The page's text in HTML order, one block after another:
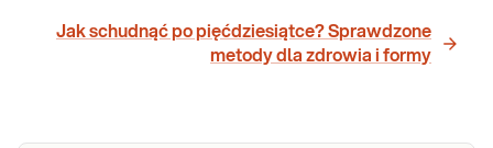
Jak schudnąć po pięćdziesiątce? Sprawdzone
metody dla zdrowia i formy